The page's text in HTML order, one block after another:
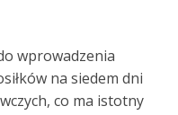
wprowadzenia
na siedem dni
co ma istotny